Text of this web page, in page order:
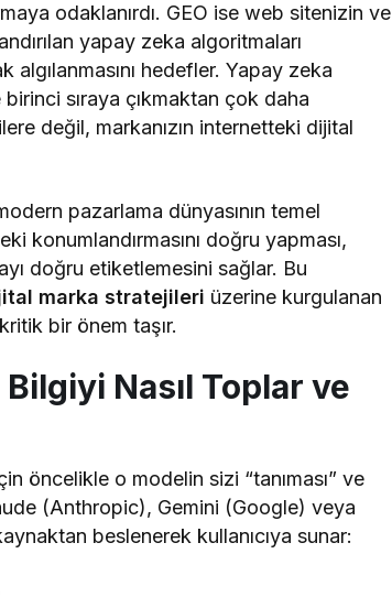
odaklanırdı. GEO ise web sitenizin ve
yapay zeka algoritmaları
hedefler. Yapay zeka
sıraya çıkmaktan çok daha
değil, markanızın internetteki dijital
pazarlama dünyasının temel
konumlandırmasını doğru yapması,
doğru etiketlemesini sağlar. Bu
marka stratejileri üzerine kurgulanan
bir önem taşır.
Nasıl Toplar ve
öncelikle o modelin sizi “tanıması” ve
(Anthropic), Gemini (Google) veya
beslenerek kullanıcıya sunar: